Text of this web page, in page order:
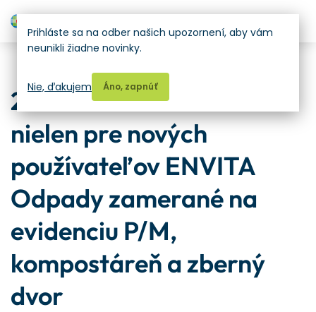
25.06.2026 Školenie
nielen pre nových
používateľov ENVITA
Odpady zamerané na
evidenciu P/M,
kompostáreň a zberný
dvor
Prihláste sa na odber našich upozornení, aby vám
neunikli žiadne novinky.
Áno, zapnúť
Nie, ďakujem